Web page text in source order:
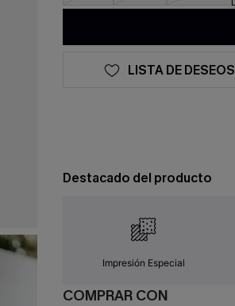
LISTA DE DESEOS
Destacado del producto
Impresión Especial
COMPRAR CON